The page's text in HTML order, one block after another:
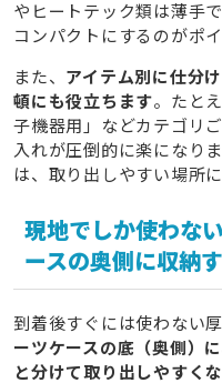
やヒートテック類は薄手
コンパクトにするのがポイ
また、 アイテム別に仕分
頓にも役立ちます。たと
子機器用」などカテゴリ
入れが圧倒的に楽になり
は、取り出しやすい場所
現地でしか使わな
ースの奥側に収納
到着後すぐには使わない
ーツケースの底（奥側）
と分けて取り出しやすく